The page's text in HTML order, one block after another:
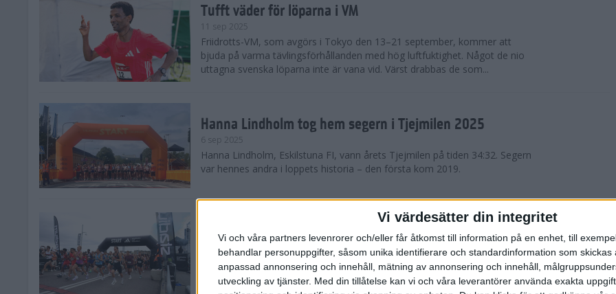
Vi värdesätter din integritet
Vi och våra partners levenrorer och/eller får åtkomst till information på en enhet, till
behandlar personuppgifter, såsom unika identifierare och standardinformation som skickas
anpassad annonsering och innehåll, mätning av annonsering och innehåll,
utveckling av tjänster. Med din tillåtelse kan vi och våra leverantörer använda exakta
Tufft väder för löparna i VM
11 sep 2025
Friidrotts-VM, som avgörs i Tokyo den 13–21 september, kommer att
bjuda på varma tävlingsförhållanden med hög luftfuktighet. Något de nio
uttagna svenska löparna inte är vana vid. Värst drabbas de som...
Hanna Lindholm tog hem segern i Tjejmilen 2025
6 sep 2025
Hanna Lindholm, Eskilstuna FI, vann årets Tjejmilen på tiden 34:32. Segern
var hennes andra i loppets historia – den första kom 2019.
Snabbaste segertiden på 12 år i rekordstort adidas
Stockholm Halvmaraton
30 aug 2025
Ett slutsålt och rekordstort adidas Stockholm Halvmaraton avgjordes i
nästintill perfekt löparväder. 18 grader, mulet och väldigt lite vind. Totalt